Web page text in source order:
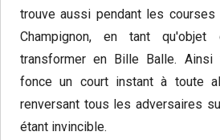
trouve aussi pendant les courses
Champignon, en tant
transformer en Bille Balle. Ainsi
fonce un court instant à toute
renversant tous les adversaires
étant invincible.